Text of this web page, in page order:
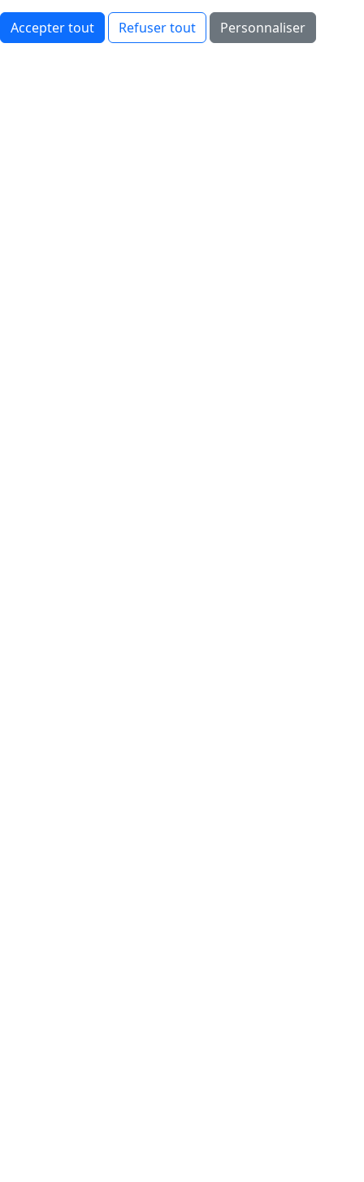
Accepter tout Refuser tout Personnaliser